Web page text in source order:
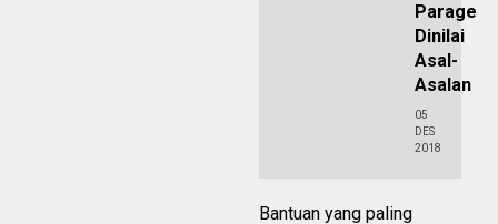
Parage
Dinilai
Asal-
Asalan
05
DES
2018
Bantuan yang paling